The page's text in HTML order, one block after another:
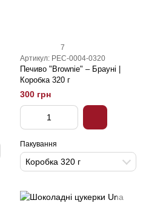
7
Артикул: PEC-0004-0320
Печиво "Brownie" – Брауні |
Коробка 320 г
300 грн
Пакування
Коробка 320 г